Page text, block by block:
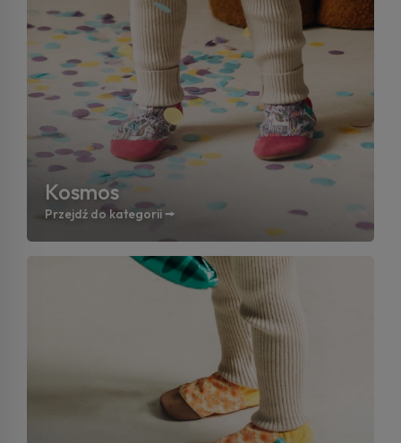
Kosmos
Przejdź do kategorii 🠚